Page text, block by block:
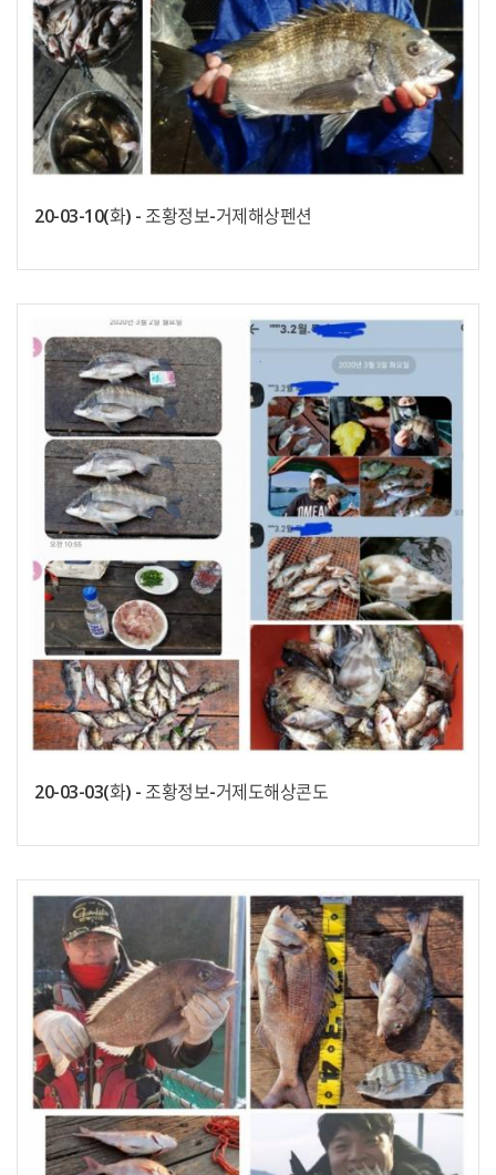
20-03-10(화) - 조황정보-거제해상펜션
20-03-03(화) - 조황정보-거제도해상콘도